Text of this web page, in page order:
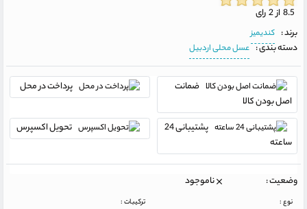
برند : کندیمیز
دسته بندی : عسل محلی اردبیل
ضمانت
اصل بودن کالا
پرداخت در محل
پشتیبانی 24
ساعته
تحویل اکسپرس
وضعیت : ناموجود
نوع :
ترکیبات :